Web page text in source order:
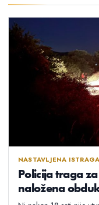
NASTAVLJENA
Policija traga
naložena